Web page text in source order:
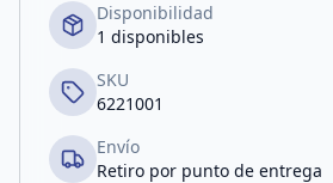
Disponibilidad
1 disponibles
SKU
6221001
Envío
Retiro por punto de entrega